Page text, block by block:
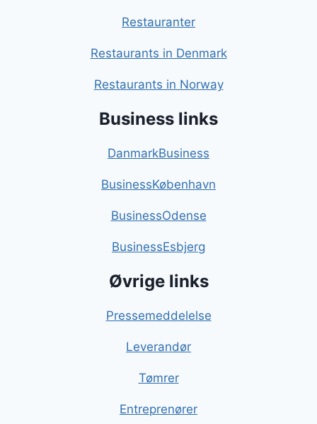
Restauranter
Restaurants in Denmark
Restaurants in Norway
Business links
DanmarkBusiness
BusinessKøbenhavn
BusinessOdense
BusinessEsbjerg
Øvrige links
Pressemeddelelse
Leverandør
Tømrer
Entreprenører